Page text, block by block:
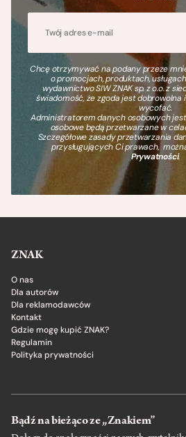
Chcę otrzymywać na podany przeze
o promocjach, produktach,
wydawnictwo SIW ZNAK sp. z o.o. z
świadomość, że zgoda jest dobrowolna
wycofać.
Administratorem danych osobowych jest
osobowe będą przetwarzane w
Szczegółowe zasady przetwarzania
przysługujących Ci prawach,
Prywatności.
ZNAK
O nas
Dla autorów
Dla reklamodawców
Kontakt
Gdzie mogę kupić ZNAK?
Regulamin
Polityka prywatności
Bądź na bieżąco ze „Znakiem”